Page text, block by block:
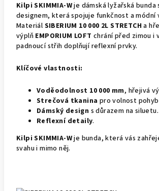
Kilpi SKIMMIA-Wje dámská lyžařská
designem, která spojuje funkčnost a módní
Materiál SIBERIUM 10 000 2L STRETCH a
výplň EMPORIUM LOFT chrání před zimou i
padnoucí střih doplňují reflexní prvky.
Klíčové vlastnosti:
Voděodolnost 10 000 mm, hřejivá
Strečová tkanina pro volnost
Dámský design s důrazem na siluetu.
Reflexní detaily.
Kilpi SKIMMIA-Wje bunda, která vás
svahu i mimo něj.